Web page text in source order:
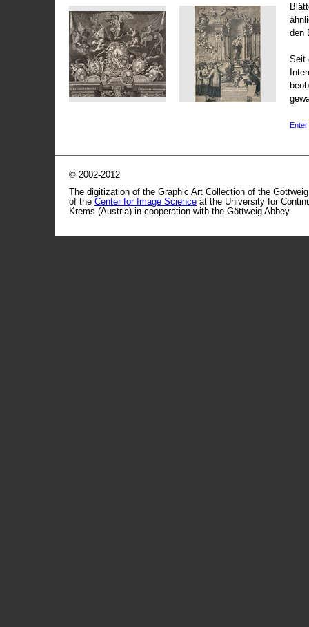
den
Seit
© 2002-2012
The digitization of the Graphic Art Collection of the
of the Center for Image Science at the University for
Krems (Austria) in cooperation with the Göttweig Abbey